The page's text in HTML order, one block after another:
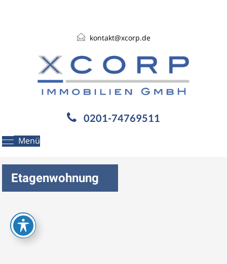
kontakt@xcorp.de
Menü
0201-74769511
Etagenwohnung